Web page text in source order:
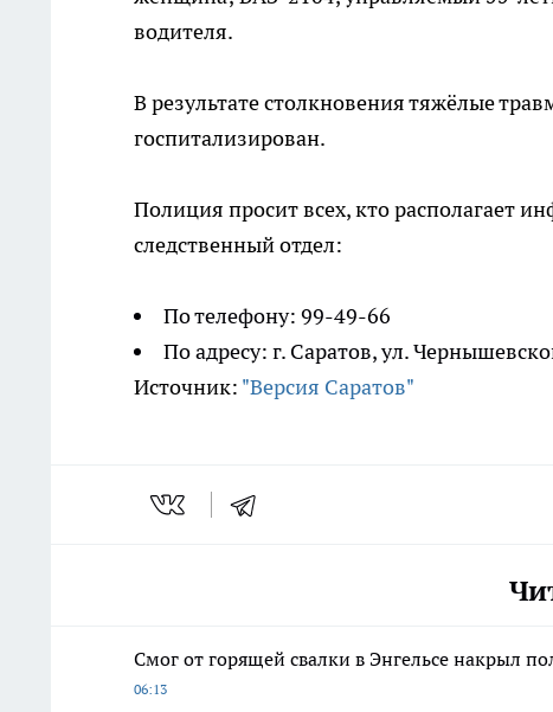
водителя.
В результате столкновения тяжёлые
госпитализирован.
Полиция просит всех, кто располагает
следственный отдел:
По телефону: 99-49-66
По адресу: г. Саратов, ул.
Источник: "Версия Саратов"
Смог от горящей свалки в Энгельсе накрыл
06:13